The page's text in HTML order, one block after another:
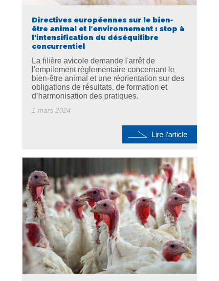
Directives européennes sur le bien-
être animal et l'environnement : stop à
l'intensification du déséquilibre
concurrentiel
La filière avicole demande l'arrêt de
l'empilement réglementaire concernant le
bien-être animal et une réorientation sur des
obligations de résultats, de formation et
d’harmonisation des pratiques.
1 mars 2024
Lire l'article